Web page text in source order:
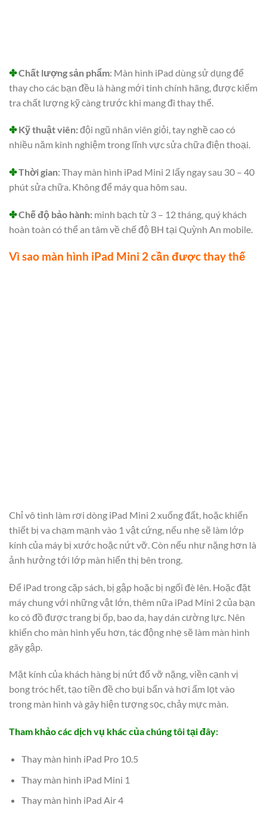
✤Chất lượng sản phẩm: Màn hình iPad dùng sử dụng để
thay cho các bạn đều là hàng mới tinh chính hãng, được kiểm
tra chất lượng kỹ càng trước khi mang đi thay thế.
✤Kỹ thuật viên:đội ngũ nhân viên giỏi, tay nghề cao có
nhiều năm kinh nghiệm trong lĩnh vực sửa chữa điện thoại.
✤Thời gian: Thay màn hình iPad Mini 2 lấy ngay sau 30 – 40
phút sửa chữa. Không để máy qua hôm sau.
✤Chế độ bảo hành: minh bạch từ 3 – 12 tháng, quý khách
hoàn toàn có thể an tâm về chế độ BH tại Quỳnh An mobile.
Vì sao màn hình iPad Mini 2 cần được thay thế
Chỉ vô tình làm rơi dòng iPad Mini 2 xuống đất, hoặc khiến
thiết bị va chạm mạnh vào 1 vật cứng, nếu nhẹ sẽ làm lớp
kính của máy bị xước hoặc nứt vỡ. Còn nếu như nặng hơn là
ảnh hưởng tới lớp màn hiển thị bên trong.
Để iPad trong cặp sách, bị gập hoặc bị ngối đè lên. Hoặc đặt
máy chung với những vật lớn, thêm nữa iPad Mini 2 của bạn
ko có đồ được trang bị ốp, bao da, hay dán cường lực. Nên
khiến cho màn hình yếu hơn, tác động nhẹ sẽ làm màn hình
gãy gập.
Mặt kính của khách hàng bị nứt đổ vỡ nặng, viền cạnh vị
bong tróc hết, tạo tiền đề cho bụi bẩn và hơi ẩm lọt vào
trong màn hình và gây hiện tượng sọc, chảy mực màn.
Tham khảo các dịch vụ khác của chúng tôi tại đây:
Thay màn hình iPad Pro 10.5
Thay màn hình iPad Mini 1
Thay màn hình iPad Air 4